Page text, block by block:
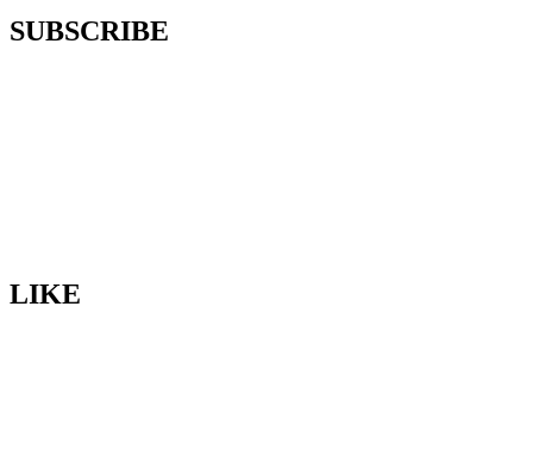
SUBSCRIBE
LIKE